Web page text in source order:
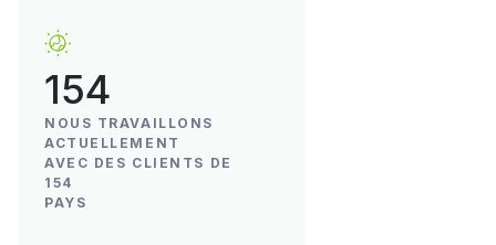
154
NOUS TRAVAILLONS
ACTUELLEMENT
AVEC DES CLIENTS DE
154
PAYS